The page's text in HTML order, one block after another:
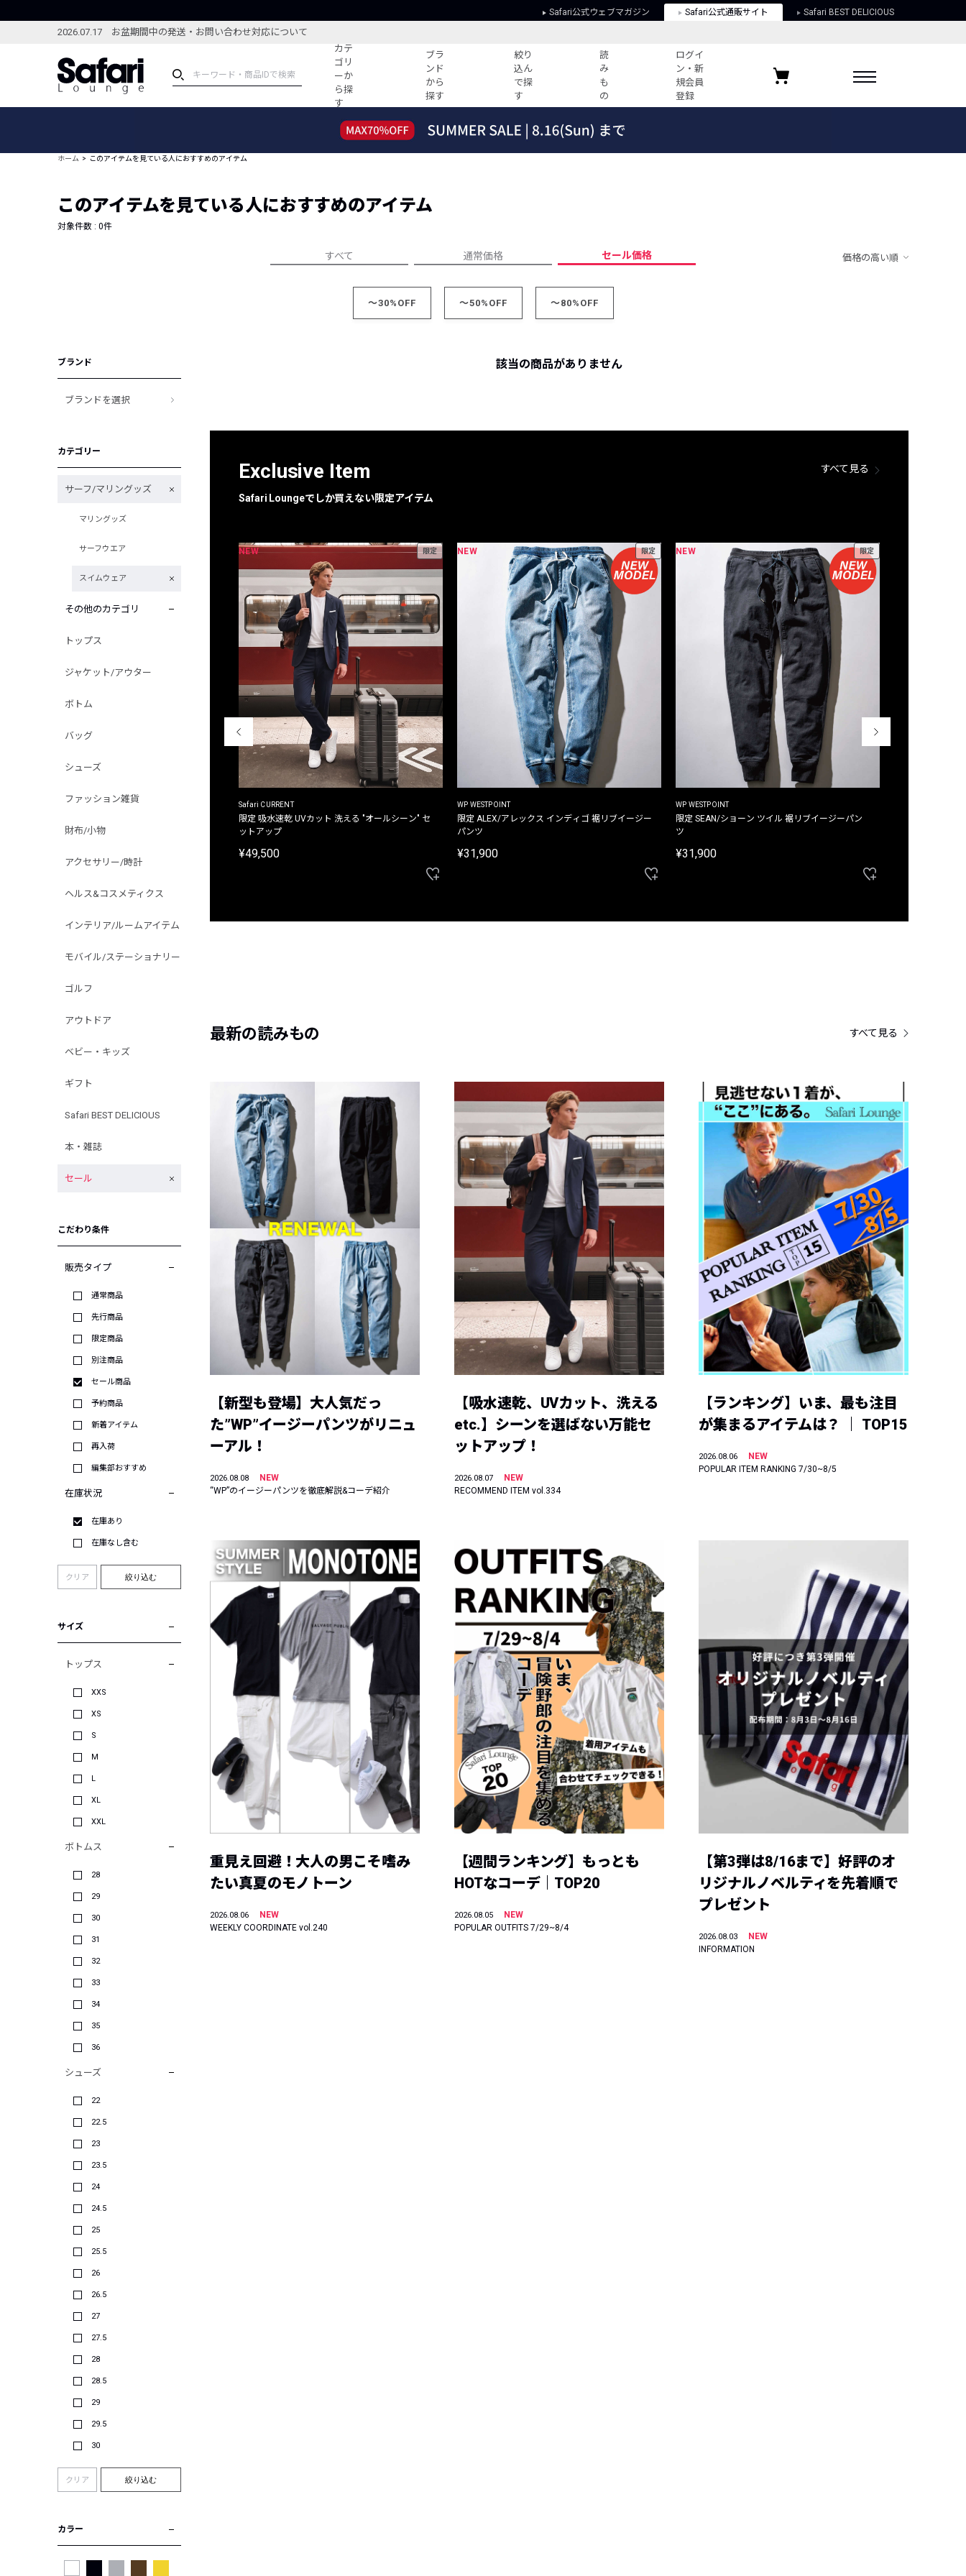
Safari公式ウェブマガジン Safari公式通販サイト Safari BEST DELICIOUS
2026.07.17 お盆期間中の発送・お問い合わせ対応について
カテ
ゴリ
ーか
ら探
す
ブラ
ンド
から
探す
絞り
込ん
で探
す
読
み
も
の
ログイ
ン・新
規会員
登録
ブランドから探す
新着アイテム
編集部のおすすめアイテム
特集記事
コーディネート
すべての記事
ーデ紹介
人気記事ランキング
ウィークリーコーデ
プライバシーポリシー
お気に入りブランド
ホーム このアイテムを見ている人におすすめのアイテム
このアイテムを見ている人におすすめのアイテム
対象件数 : 0件
すべて 通常価格 セール価格 価格の高い順
～30%OFF ～50%OFF ～80%OFF
ブランド
ブランドを選択
カテゴリー
サーフ/マリングッズ
マリングッズ
サーフウエア
スイムウェア
その他のカテゴリ
トップス
ジャケット/アウター
ボトム
バッグ
シューズ
ファッション雑貨
財布/小物
アクセサリー/時計
ヘルス&コスメティクス
インテリア/ルームアイテム
モバイル/ステーショナリー
ゴルフ
アウトドア
ベビー・キッズ
ギフト
Safari BEST DELICIOUS
本・雑誌
セール
こだわり条件
販売タイプ
通常商品
先行商品
限定商品
別注商品
セール商品
予約商品
新着アイテム
再入荷
編集部おすすめ
在庫状況
在庫あり
在庫なし含む
クリア 絞り込む
サイズ
トップス
XXS
XS
S
M
L
XL
XXL
ボトムス
28
29
30
31
32
33
34
35
36
シューズ
22
22.5
23
23.5
24
24.5
25
25.5
26
26.5
27
27.5
28
28.5
29
29.5
30
クリア 絞り込む
カラー
該当の商品がありません
Exclusive Item
Safari Loungeでしか買えない限定アイテム
すべて見る
NEW 限定
Safari CURRENT
限定 吸水速乾 UVカット 洗える "オールシーン" セ
ットアップ
¥49,500
NEW 限定
WP WESTPOINT
限定 ALEX/アレックス インディゴ 裾リブイージー
パンツ
¥31,900
NEW 限定
WP WESTPOINT
限定 SEAN/ショーン ツイル 裾リブイージーパン
ツ
¥31,900
最新の読みもの すべて見る
【新型も登場】大人気だっ
た”WP”イージーパンツがリニュ
ーアル！
2026.08.08
NEW
“WP”のイージーパンツを徹底解説&コーデ紹介
【吸水速乾、UVカット、洗える
etc.】シーンを選ばない万能セ
ットアップ！
2026.08.07
NEW
RECOMMEND ITEM vol.334
【ランキング】いま、最も注目
が集まるアイテムは？ ｜ TOP15
2026.08.06
NEW
POPULAR ITEM RANKING 7/30~8/5
重見え回避！大人の男こそ嗜み
たい真夏のモノトーン
2026.08.06
NEW
WEEKLY COORDINATE vol.240
【週間ランキング】もっとも
HOTなコーデ｜TOP20
2026.08.05
NEW
POPULAR OUTFITS 7/29~8/4
【第3弾は8/16まで】好評のオ
リジナルノベルティを先着順で
プレゼント
2026.08.03
NEW
INFORMATION